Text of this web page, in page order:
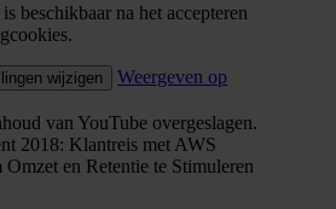
beschikbaar na het accepteren
wijzigen
Weergeven op
van YouTube overgeslagen.
2018: Klantreis met AWS
en Retentie te Stimuleren